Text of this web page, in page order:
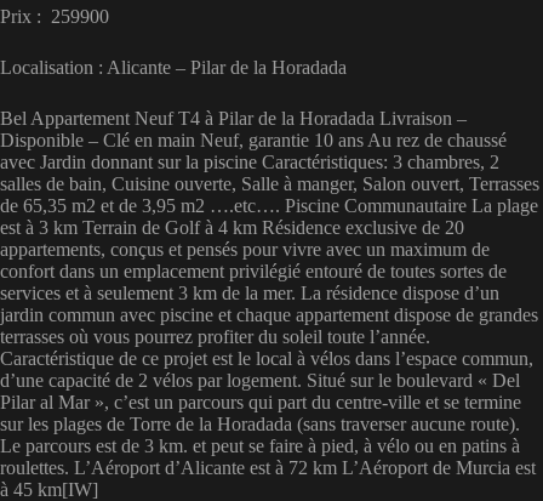
Prix : 259900
Localisation : Alicante – Pilar de la Horadada
Bel Appartement Neuf T4 à Pilar de la Horadada Livraison –
Disponible – Clé en main Neuf, garantie 10 ans Au rez de chaussé
avec Jardin donnant sur la piscine Caractéristiques: 3 chambres, 2
salles de bain, Cuisine ouverte, Salle à manger, Salon ouvert, Terrasses
de 65,35 m2 et de 3,95 m2 ….etc…. Piscine Communautaire La plage
est à 3 km Terrain de Golf à 4 km Résidence exclusive de 20
appartements, conçus et pensés pour vivre avec un maximum de
confort dans un emplacement privilégié entouré de toutes sortes de
services et à seulement 3 km de la mer. La résidence dispose d’un
jardin commun avec piscine et chaque appartement dispose de grandes
terrasses où vous pourrez profiter du soleil toute l’année.
Caractéristique de ce projet est le local à vélos dans l’espace commun,
d’une capacité de 2 vélos par logement. Situé sur le boulevard « Del
Pilar al Mar », c’est un parcours qui part du centre-ville et se termine
sur les plages de Torre de la Horadada (sans traverser aucune route).
Le parcours est de 3 km. et peut se faire à pied, à vélo ou en patins à
roulettes. L’Aéroport d’Alicante est à 72 km L’Aéroport de Murcia est
à 45 km[IW]